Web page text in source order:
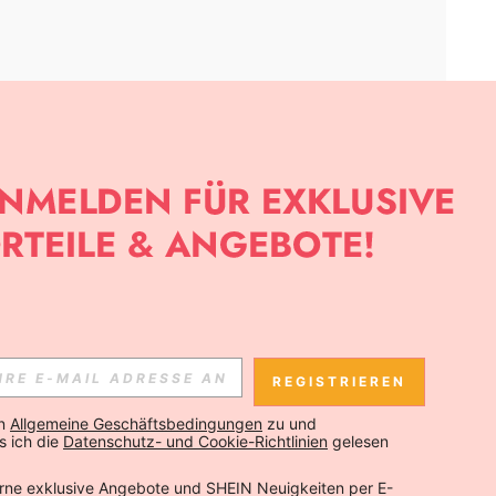
APP
ANMELDEST, KANNST DU DIE NEUESTEN TRENDS VOR
DICH JEDERZEIT ABMELDEN).
Abonnieren
Abonnieren
REGISTRIEREN
Allgemeine Geschäftsbedingungen zu und
ich die Datenschutz- und Cookie-Richtlinien gelesen
exklusive Angebote und SHEIN Neuigkeiten per E-